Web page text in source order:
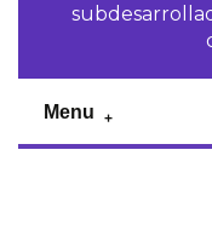
Menu